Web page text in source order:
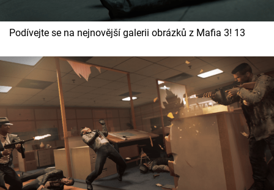
Podívejte se na nejnovější galerii obrázků z Mafia 3! 13